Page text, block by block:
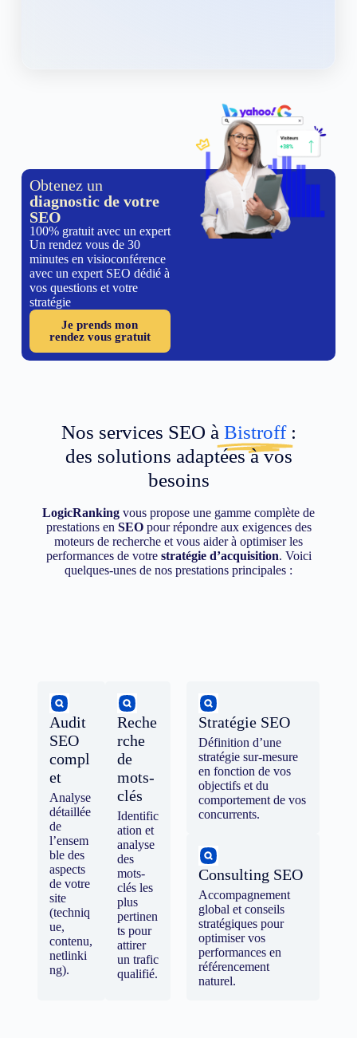
Obtenez un
diagnostic de votre
SEO
100% gratuit avec un expert
Un rendez vous de 30
minutes en visioconférence
avec un expert SEO dédié à
vos questions et votre
stratégie
Je prends mon
rendez vous gratuit
Nos services SEO à Bistroff :
des solutions adaptées à vos
besoins
LogicRanking vous propose une gamme complète de
prestations en SEOpour répondre aux exigences des
moteurs de recherche et vous aider à optimiser les
performances de votre stratégie d’acquisition. Voici
quelques-unes de nos prestations principales :
Audit
SEO
compl
et
Analyse
détaillée
de
l’ensem
ble des
aspects
de votre
site
(techniq
ue,
contenu,
netlinki
ng).
Reche
rche
de
mots-
clés
Identific
ation et
analyse
des
mots-
clés les
plus
pertinen
ts pour
attirer
un trafic
qualifié.
Stratégie SEO
Définition d’une
stratégie sur-mesure
en fonction de vos
objectifs et du
comportement de vos
concurrents.
Consulting SEO
Accompagnement
global et conseils
stratégiques pour
optimiser vos
performances en
référencement
naturel.